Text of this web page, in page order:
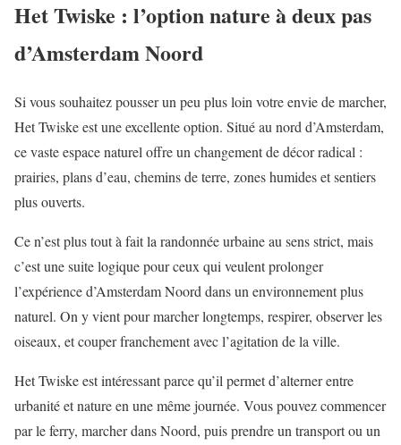
Het Twiske : l’option nature à deux pas
d’Amsterdam Noord
Si vous souhaitez pousser un peu plus loin votre envie de marcher,
Het Twiske est une excellente option. Situé au nord d’Amsterdam,
ce vaste espace naturel offre un changement de décor radical :
prairies, plans d’eau, chemins de terre, zones humides et sentiers
plus ouverts.
Ce n’est plus tout à fait la randonnée urbaine au sens strict, mais
c’est une suite logique pour ceux qui veulent prolonger
l’expérience d’Amsterdam Noord dans un environnement plus
naturel. On y vient pour marcher longtemps, respirer, observer les
oiseaux, et couper franchement avec l’agitation de la ville.
Het Twiske est intéressant parce qu’il permet d’alterner entre
urbanité et nature en une même journée. Vous pouvez commencer
par le ferry, marcher dans Noord, puis prendre un transport ou un